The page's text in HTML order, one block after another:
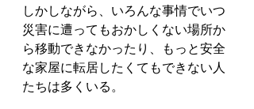
しかしながら、いろんな事情でいつ
災害に遭ってもおかしくない場所か
ら移動できなかったり、もっと安全
な家屋に転居したくてもできない人
たちは多くいる。